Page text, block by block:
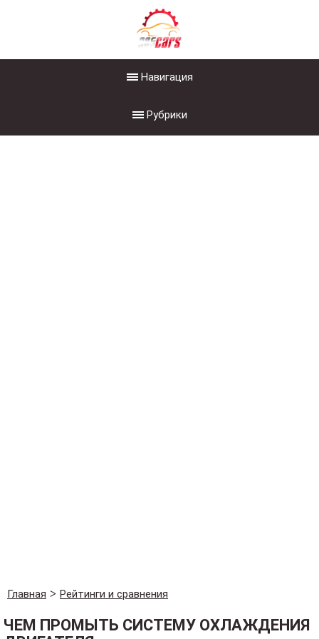
Навигация
Рубрики
Главная Рейтинги и сравнения
ЧЕМ ПРОМЫТЬ СИСТЕМУ ОХЛАЖДЕНИЯ